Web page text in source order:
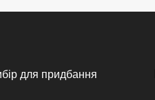
для придбання